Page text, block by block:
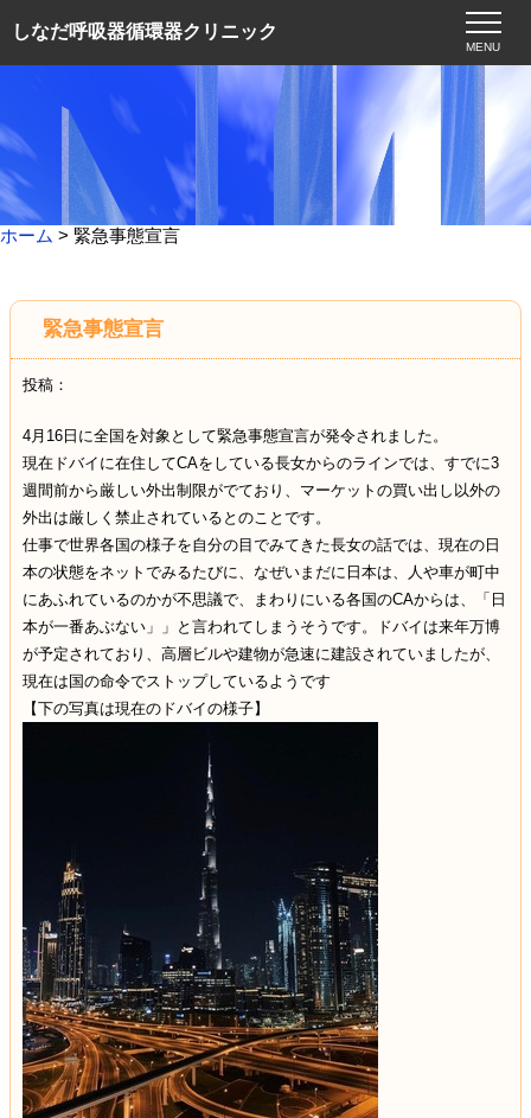
しなだ呼吸器循環器クリニック
MENU
ホーム > 緊急事態宣言
緊急事態宣言
投稿：
4月16日に全国を対象として緊急事態宣言が発令されました。
現在ドバイに在住してCAをしている長女からのラインでは、すでに3
週間前から厳しい外出制限がでており、マーケットの買い出し以外の
外出は厳しく禁止されているとのことです。
仕事で世界各国の様子を自分の目でみてきた長女の話では、現在の日
本の状態をネットでみるたびに、なぜいまだに日本は、人や車が町中
にあふれているのかが不思議で、まわりにいる各国のCAからは、「日
本が一番あぶない」」と言われてしまうそうです。ドバイは来年万博
が予定されており、高層ビルや建物が急速に建設されていましたが、
現在は国の命令でストップしているようです
【下の写真は現在のドバイの様子】